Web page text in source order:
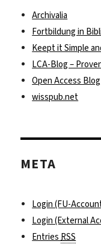
Archivalia
Fortbildung in
Keept it Simple
LCA-Blog –
Open Access
wisspub.net
META
Login (FU-
Login (External
Entries RSS